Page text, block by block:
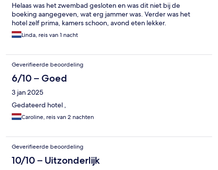
Helaas was het zwembad gesloten en was dit niet bij de
boeking aangegeven, wat erg jammer was. Verder was het
hotel zelf prima, kamers schoon, avond eten lekker.
Linda, reis van 1 nacht
Geverifieerde beoordeling
6/10 – Goed
3 jan 2025
Gedateerd hotel ,
Caroline, reis van 2 nachten
Geverifieerde beoordeling
10/10 – Uitzonderlijk